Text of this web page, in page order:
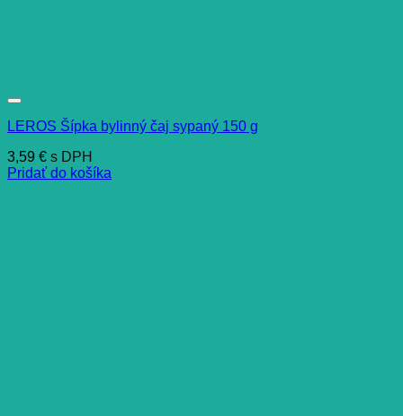
LEROS Šípka bylinný čaj sypaný 150 g
3,59 € s DPH
Pridať do košíka